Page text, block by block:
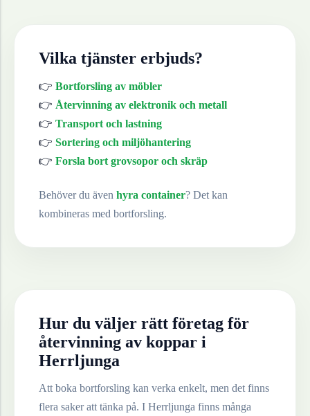
Vilka tjänster erbjuds?
👉 Bortforsling av möbler
👉 Återvinning av elektronik och metall
👉 Transport och lastning
👉 Sortering och miljöhantering
👉 Forsla bort grovsopor och skräp
Behöver du även hyra container? Det kan
kombineras med bortforsling.
Hur du väljer rätt företag för
återvinning av koppar i
Herrljunga
Att boka bortforsling kan verka enkelt, men det finns
flera saker att tänka på. I Herrljunga finns många